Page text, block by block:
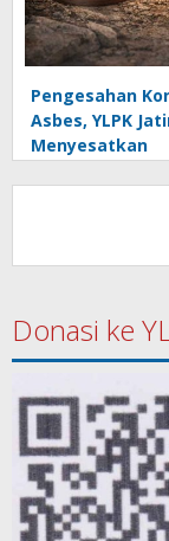
Pengesahan
Asbes, YLPK
Menyesatkan
Donasi ke